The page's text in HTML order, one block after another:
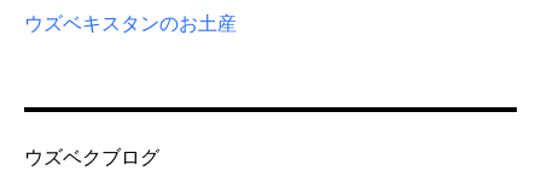
ウズベキスタンのお土産
ウズベクブログ